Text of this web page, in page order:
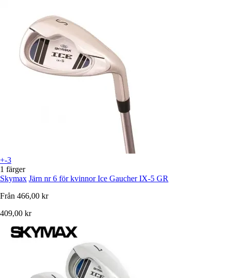
+-3
1 färger
Skymax Järn nr 6 för kvinnor Ice Gaucher IX-5 GR
Från 466,00 kr
409,00 kr